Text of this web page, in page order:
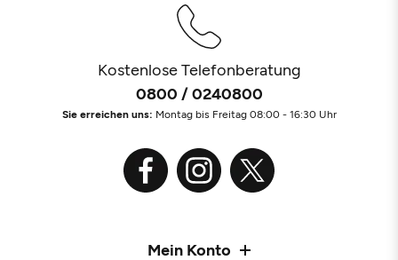
Kostenlose Telefonberatung
0800 / 0240800
Sie erreichen uns: Montag bis Freitag 08:00 - 16:30 Uhr
Mein Konto